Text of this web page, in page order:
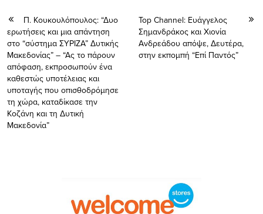
Π. Κουκουλόπουλος: “Δυο
ερωτήσεις και μια απάντηση
στο “σύστημα ΣΥΡΙΖΑ” Δυτικής
Μακεδονίας” – “Ας το πάρουν
απόφαση, εκπροσωπούν ένα
καθεστώς υποτέλειας και
υποταγής που οπισθοδρόμησε
τη χώρα, καταδίκασε την
Κοζάνη και τη Δυτική
Μακεδονία”
Top Channel: Eυάγγελος
Σημανδράκος και Χιονία
Ανδρεάδου απόψε, Δευτέρα,
στην εκπομπή “Επί Παντός”